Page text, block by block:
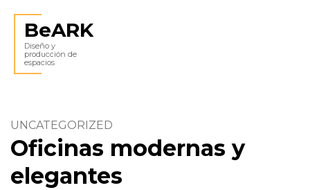
BeARK
Diseño y
producción de
espacios
UNCATEGORIZED
Oficinas modernas y
elegantes